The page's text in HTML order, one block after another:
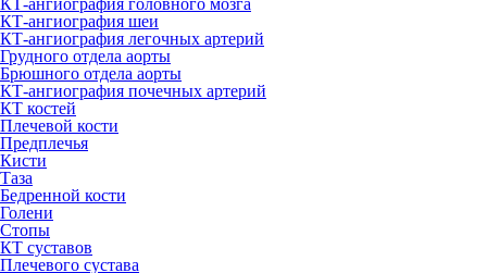
КТ-ангиография головного мозга
КТ-ангиография шеи
КТ-ангиография легочных артерий
Грудного отдела аорты
Брюшного отдела аорты
КТ-ангиография почечных артерий
КТ костей
Плечевой кости
Предплечья
Кисти
Таза
Бедренной кости
Голени
Стопы
КТ суставов
Плечевого сустава